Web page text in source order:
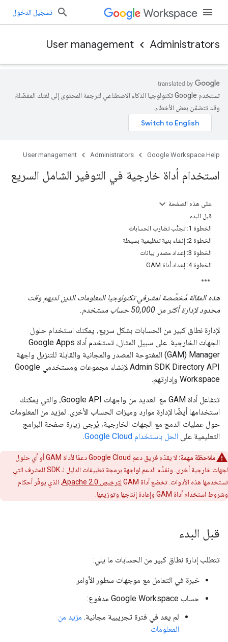
تسجيل الدخول
Administrators
User management
تستخدم Google تكنولوجيا الذكاء الاصطناعي لترجمة المحتوى إلى لغتك المفضّلة،
وقد تتضمّن بعض الأخطاء.
Google Workspace Help
Administrators
User management
استخدام أداة خارجية في التوفير الشامل السريع
على هذه الصفحة
قبل البدء
الخطوة 1: تجنُّب تضارب الحسابات
الخطوة 2: إنشاء بنية تنظيمية بسيطة
الخطوة 3: إعداد مصدر بيانات
الخطوة 4: إعداد أداة GAM
هذه المقالة مُخصَّصة لمشرفي تكنولوجيا المعلومات الذين لديهم وقت
محدود لإدارة أكثر من 50,000 حساب مستخدم.
لإدارة نطاق كبير من الحسابات بشكل سريع، يمكنك استخدام حلول
الجهات الخارجية. على سبيل المثال، تستخدم أداة Google Apps
Manager‏ (GAM) المفتوحة المصدر والمجانية والقابلة للتنزيل واجهة
Admin SDK Directory API لإنشاء مجموعات ومستخدمي Google
Workspace وإدارتهم.
تتفاعل أداة GAM مع العديد من واجهات Google API، والتي يمكنك
استخدامها أيضًا لإدارة موارد وميزات الحساب الأخرى. لمزيد من المعلومات
حول عمليات الدمج مع الجهات الخارجية، يُرجى زيارة صفحة البرامج
التعليمية على الحل باستخدام Google Cloud .
ملاحظة مهمة:
لا يقدّم فريق دعم Google Cloud دعمًا لأداة GAM أو أي حلول
لجهات خارجية أخرى. ونقدِّم الدعم لواجهة برمجة تطبيقات الدليل لـ SDK للمشرف التي
تستخدمها هذه الأدوات. تخضع أداة GAM
لترخيص Apache 2.0
، الذي يوفِّر أحكام
وشروط استخدام أداة GAM وإعادة إنتاجها وتوزيعها.
قبل البدء
تتطلب إدارة نطاق كبير من الحسابات ما يلي:
خبرة في التعامل مع موجهات سطور الأوامر
حساب Google Workspace مدفوع:
لم يعد في فترة تجريبية مجانية. مزيد من
المعلومات